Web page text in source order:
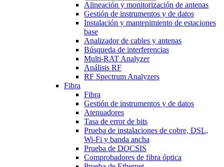
Alineación y monitorización de antenas
Gestión de instrumentos y de datos
Instalación y mantenimiento de estaciones
base
Analizador de cables y antenas
Búsqueda de interferencias
Multi-RAT Analyzer
Análisis RF
RF Spectrum Analyzers
Fibra
Fibra
Gestión de instrumentos y de datos
Atenuadores
Tasa de error de bits
Prueba de instalaciones de cobre, DSL,
Wi-Fi y banda ancha
Prueba de DOCSIS
Comprobadores de fibra óptica